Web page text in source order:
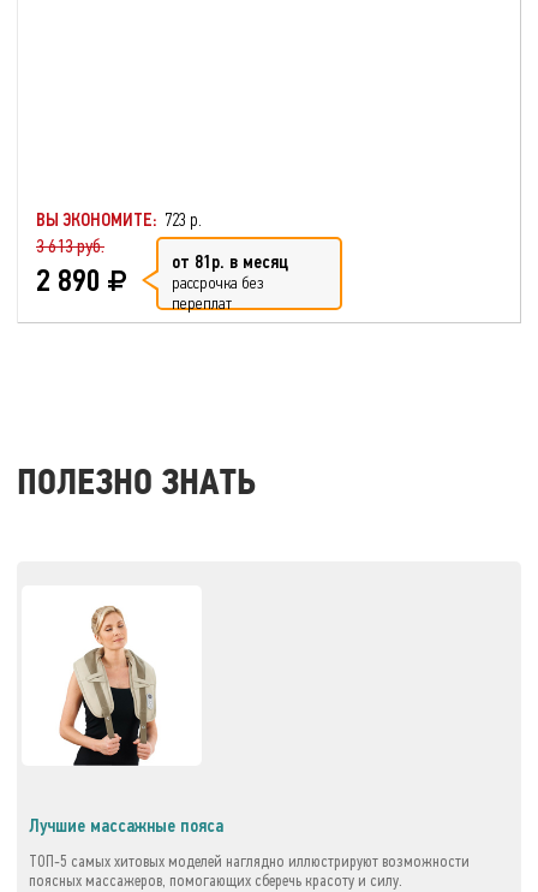
ВЫ ЭКОНОМИТЕ: 723 р.
3 613 руб.
2 890 от 81р. в месяц
рассрочка без
переплат
ПОЛЕЗНО ЗНАТЬ
Лучшие массажные пояса
ТОП-5 самых хитовых моделей наглядно иллюстрируют возможности
поясных массажеров, помогающих сберечь красоту и силу.